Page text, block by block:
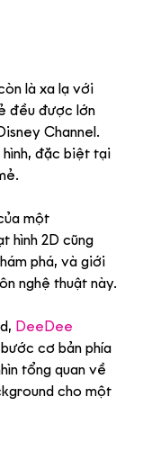
là xa lạ với
đều được lớn
Channel.
hình, đặc biệt tại
một
hình 2D cũng
phá, và giới
nghệ thuật này.
DeeDee
cơ bản phía
tổng quan về
cho một